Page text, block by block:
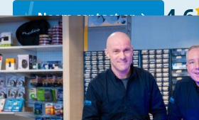
Neem contact op 4,6